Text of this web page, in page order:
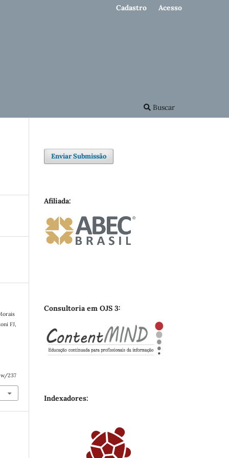
Buscar
Cadastro Acesso
FJ,
237
Enviar Submissão
Afiliada:
Consultoria em OJS 3:
Indexadores: